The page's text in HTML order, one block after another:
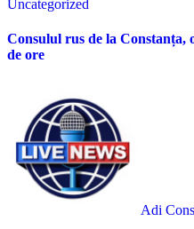
Uncategorized
Consulul rus de la Constanța,
de ore
Adi